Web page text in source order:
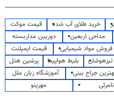
خرید طلای آب شده
قیمت موکت
مداحی اربعین
دوربین مداربسته
فروش مواد شیمیایی
قیمت ایمپلنت
تیزهوشان بلیط هواپیما
پرشین هتل
جراح بینی
آموزشگاه زبان ملل
مهرینو